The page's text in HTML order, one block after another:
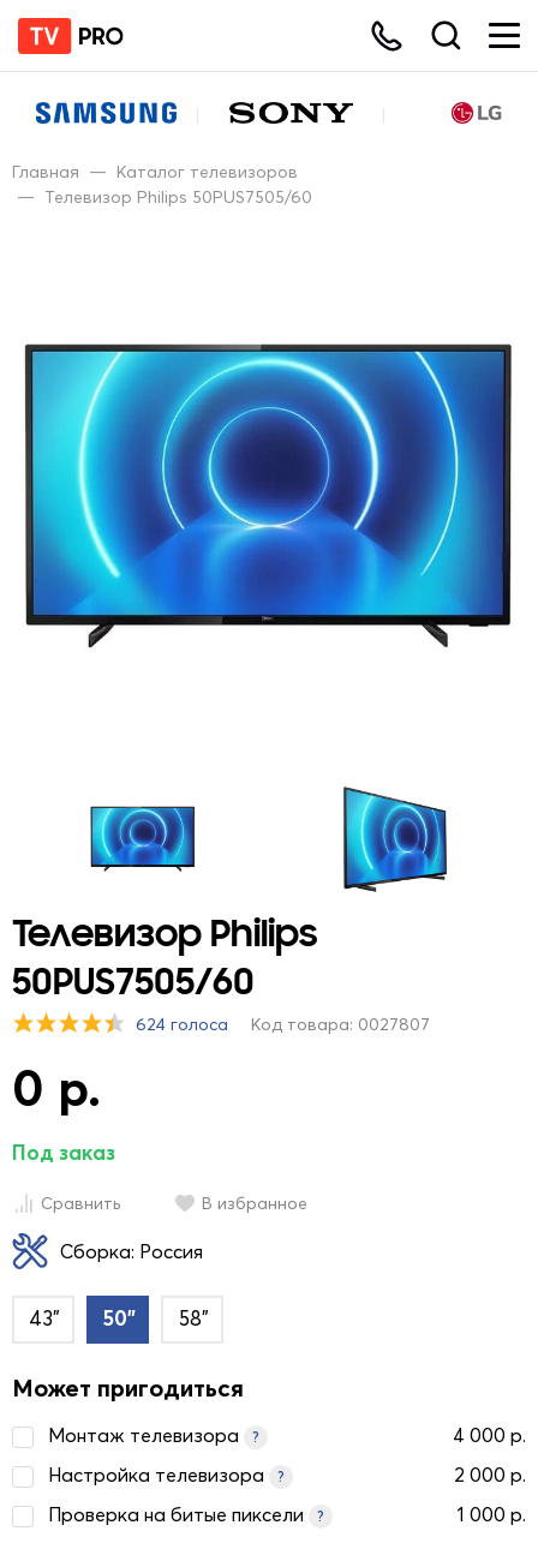
Главная — Каталог телевизоров
— Телевизор Philips 50PUS7505/60
Телевизор Philips
50PUS7505/60
624 голоса Код товара: 0027807
0 р.
Под заказ
Сравнить В избранное
Сборка: Россия
43" 50" 58"
Может пригодиться
Монтаж телевизора ?
4 000 р.
Настройка телевизора
?
2 000 р.
Проверка на битые пиксели
? 1 000 р.